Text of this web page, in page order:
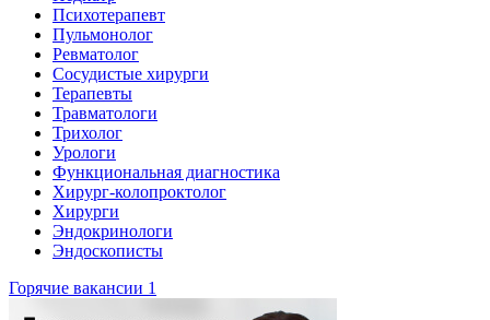
Психотерапевт
Пульмонолог
Ревматолог
Сосудистые хирурги
Терапевты
Травматологи
Трихолог
Урологи
Функциональная диагностика
Хирург-колопроктолог
Хирурги
Эндокринологи
Эндоскописты
Горячие вакансии 1